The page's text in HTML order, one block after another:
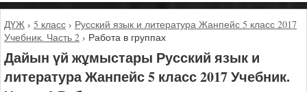
ДҮЖ › 5 класс › Русский язык и литература Жанпейс 5 класс 2017
Учебник. Часть 2 › Работа в группах
Дайын үй жұмыстары Русский язык и
литература Жанпейс 5 класс 2017 Учебник.